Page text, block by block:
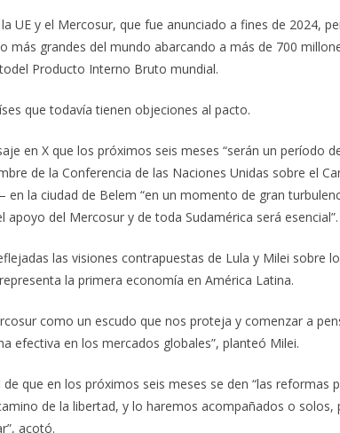
UE y el Mercosur, que fue anunciado a fines de 2024,
más grandes del mundo abarcando a más de 700
Producto Interno Bruto mundial.
que todavía tienen objeciones al pacto.
en X que los próximos seis meses “serán un período
de la Conferencia de las Naciones Unidas sobre el
la ciudad de Belem “en un momento de gran
apoyo del Mercosur y de toda Sudamérica será esencial”.
las visiones contrapuestas de Lula y Milei sobre
la primera economía en América Latina.
como un escudo que nos proteja y comenzar a
efectiva en los mercados globales”, planteó Milei.
que en los próximos seis meses se den “las reformas
de la libertad, y lo haremos acompañados o solos,
acotó.